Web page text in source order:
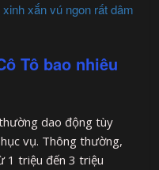
xắn vú ngon rất dâm
Tô bao nhiêu
dao động tùy
vụ. Thông thường,
1 triệu đến 3 triệu